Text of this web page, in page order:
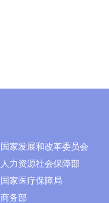
国家发展和改革委员会
人力资源社会保障部
国家医疗保障局
商务部